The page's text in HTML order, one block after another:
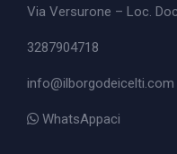
Via Versurone – Loc.
3287904718
info@ilborgodeicelti.com
WhatsAppaci
Search